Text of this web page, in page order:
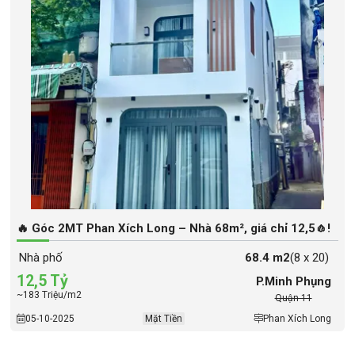
🔥 Góc 2MT Phan Xích Long – Nhà 68m², giá chỉ 12,5🧄!
Nhà phố 68.4 m2(8 x 20)
12,5 Tỷ
~183 Triệu/m2
P.Minh Phụng
Quận 11
05-10-2025
Mặt Tiền Phan Xích Long